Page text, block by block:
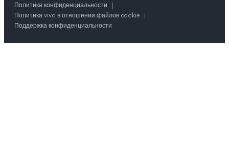
Политика конфиденциальности
|
Политика vivo в отношении файлов cookie
|
Поддержка конфиденциальности